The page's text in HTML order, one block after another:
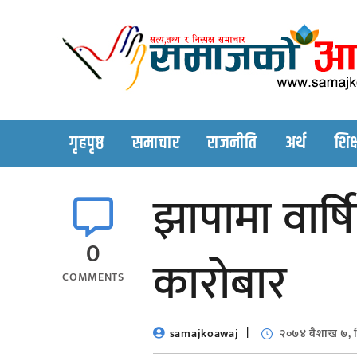
गृहपृष्ठ समाचार राजनीति अर्थ
0
COMMENTS
झापामा
कारोबार
samajkoawaj २०७४ बैशाख ७,